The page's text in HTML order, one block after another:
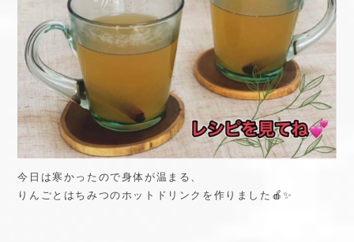
今日は寒かったので身体が温まる、
りんごとはちみつのホットドリンクを作りました🍎✨